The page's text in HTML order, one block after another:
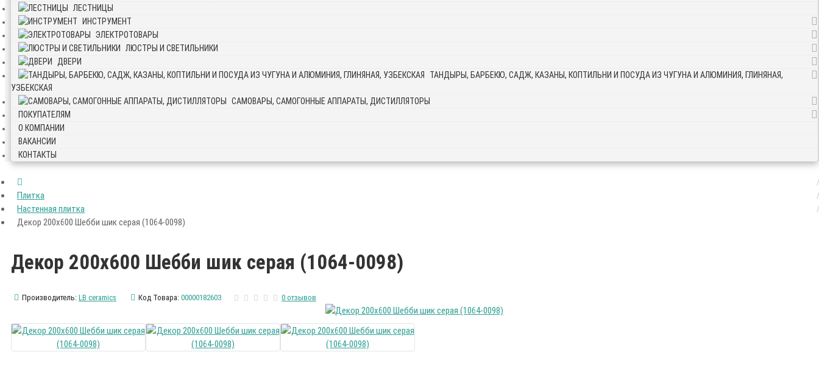
ЛЕСТНИЦЫ
ИНСТРУМЕНТ
ЭЛЕКТРОТОВАРЫ
ЛЮСТРЫ И СВЕТИЛЬНИКИ
ДВЕРИ
ТАНДЫРЫ, БАРБЕКЮ, САДЖ, КАЗАНЫ, КОПТИЛЬНИ И ПОСУДА ИЗ ЧУГУНА И АЛЮМИНИЯ, ГЛИНЯНАЯ,
УЗБЕКСКАЯ
САМОВАРЫ, САМОГОННЫЕ АППАРАТЫ, ДИСТИЛЛЯТОРЫ
ПОКУПАТЕЛЯМ
О КОМПАНИИ
ВАКАНСИИ
КОНТАКТЫ
Плитка
Настенная плитка
Декор 200х600 Шебби шик серая (1064-0098)
Декор 200х600 Шебби шик серая (1064-0098)
Производитель: LB ceramics Код Товара: 00000182603 0 отзывов